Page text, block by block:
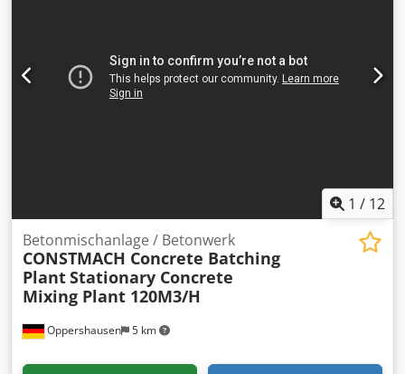
Die Installation und Inbetriebnahme der Anlage liegt in
unserer Verantwortung. Wir bieten einen exzellenten
After-Sales-Service. 24/7 DIENSTLEISTUNGEN. Export von
1 / 12
Oppershausen 5 km
Betonmischanlage / Betonwerk
CONSTMACH Concrete Batching
PlantStationary Concrete
Mixing Plant 120M3/H